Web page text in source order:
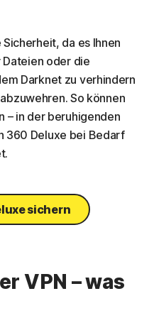
da es Ihnen
oder die
Darknet zu verhindern
So können
– in der beruhigenden
360 Deluxe bei Bedarf
sichern
VPN – was